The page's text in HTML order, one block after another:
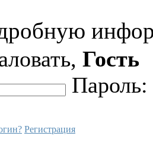
Гость
Пароль:
Регистрация